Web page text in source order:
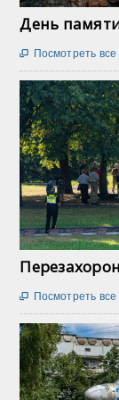
День
 Посмотреть
 Посмотреть